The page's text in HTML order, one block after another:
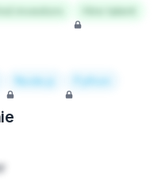
Hire talent
Node.js Python